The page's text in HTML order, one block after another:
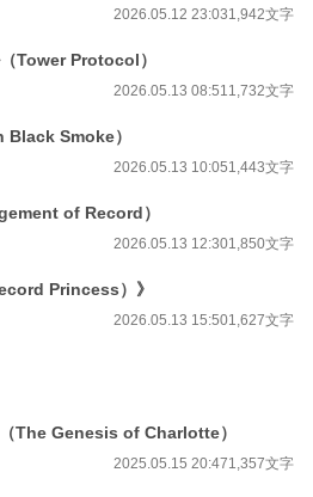
2026.05.12 23:031,942文字
Tower Protocol）
2026.05.13 08:511,732文字
Smoke）
2026.05.13 10:051,443文字
of Record）
2026.05.13 12:301,850文字
Princess）》
2026.05.13 15:501,627文字
The Genesis of Charlotte）
2025.05.15 20:471,357文字